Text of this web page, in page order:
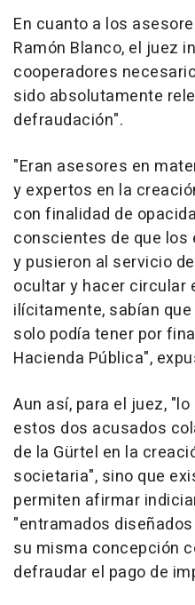
En cuanto a los
Ramón Blanco, el juez
cooperadores
sido absolutamente
defraudación".
"Eran asesores en
y expertos en la
con finalidad de
conscientes de que los
y pusieron al servicio
ocultar y hacer circular
ilícitamente, sabían
solo podía tener por
Hacienda Pública",
Aun así, para el juez,
estos dos acusados
de la Gürtel en la
societaria", sino que
permiten afirmar
"entramados
su misma concepción
defraudar el pago de